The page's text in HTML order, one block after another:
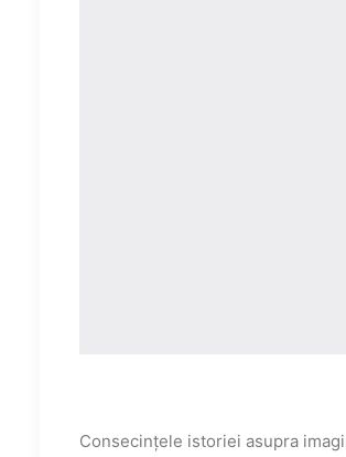
Consecințele istoriei asupra